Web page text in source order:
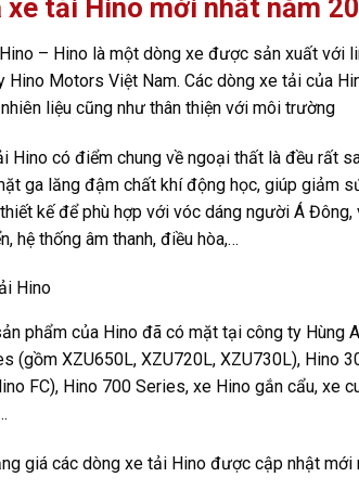
xe tải Hino mới nhất năm
– Hino là một dòng xe được sản xuất với
Hino Motors Việt Nam. Các dòng xe tải của
liệu cũng như thân thiện với môi trường
Hino có điểm chung về ngoại thất là đều rất
ga lăng đậm chất khí động học, giúp giảm
kế để phù hợp với vóc dáng người Á
hệ thống âm thanh, điều hòa,…
phẩm của Hino đã có mặt tại công ty
(gồm XZU650L, XZU720L, XZU730L), Hino
FC), Hino 700 Series, xe Hino gắn cẩu, xe
giá các dòng xe tải Hino được cập nhật mới